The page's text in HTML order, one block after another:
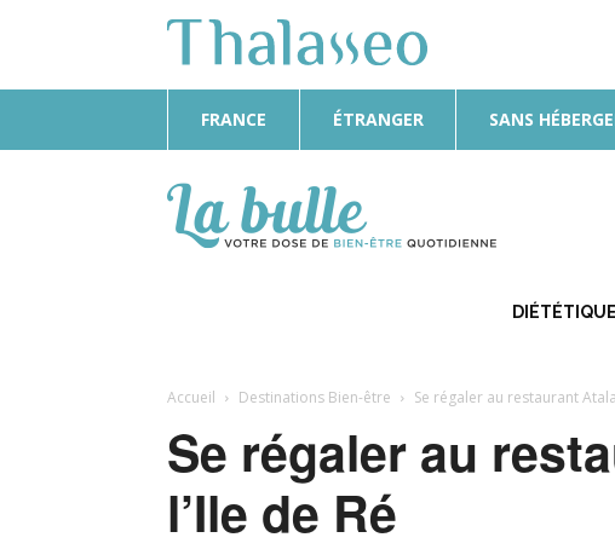
FRANCE ÉTRANGER SANS
Bulle
DIÉTÉTIQUE
Accueil Destinations Bien-être Se régaler au restaurant
Se régaler au
l’Ile de Ré